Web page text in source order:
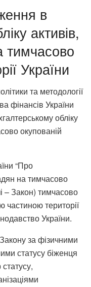
в
активів,
тимчасово
України
та методології
фінансів України
обліку
окупованій
“Про
на тимчасово
– Закон) тимчасово
частиною території
України.
за фізичними
статусу біженця